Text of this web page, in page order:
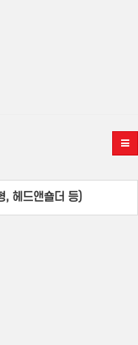
, 헤드앤숄더 등)